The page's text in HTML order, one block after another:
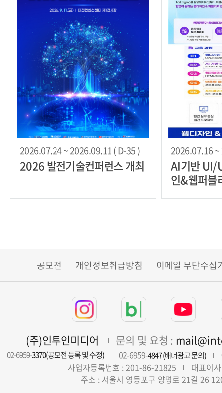
2026.07.24 ~ 2026.09.11 ( D-35 )
2026 발전기술컨퍼런스 개최
2026.07.16 ~
AI기반 UI/
인&웹퍼
공모전 개인정보취급방침 이메일 무단수집
(주)인투인미디어 문의 및 요청 :
02-6959-3370(공모전 등록 및 수정) 02-6959-4847 (배너광고 문의)
사업자등록번호 : 201-86-21825
대표이
주소 : 서울시 영등포구 양평로 21길 26